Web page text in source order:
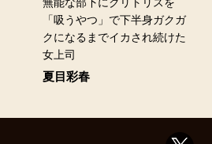
無能な部下にクリトリスを
「吸うやつ」で下半身ガクガ
クになるまでイカされ続けた
女上司
夏目彩春